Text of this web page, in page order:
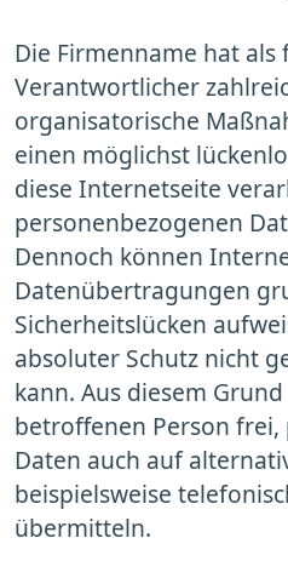
Die Firmenname hat
Verantwortlicher
organisatorische
einen möglichst
diese Internetseite
personenbezogenen
Dennoch können
Datenübertragungen
Sicherheitslücken
absoluter Schutz nicht
kann. Aus diesem
betroffenen Person
Daten auch auf
beispielsweise
übermitteln.